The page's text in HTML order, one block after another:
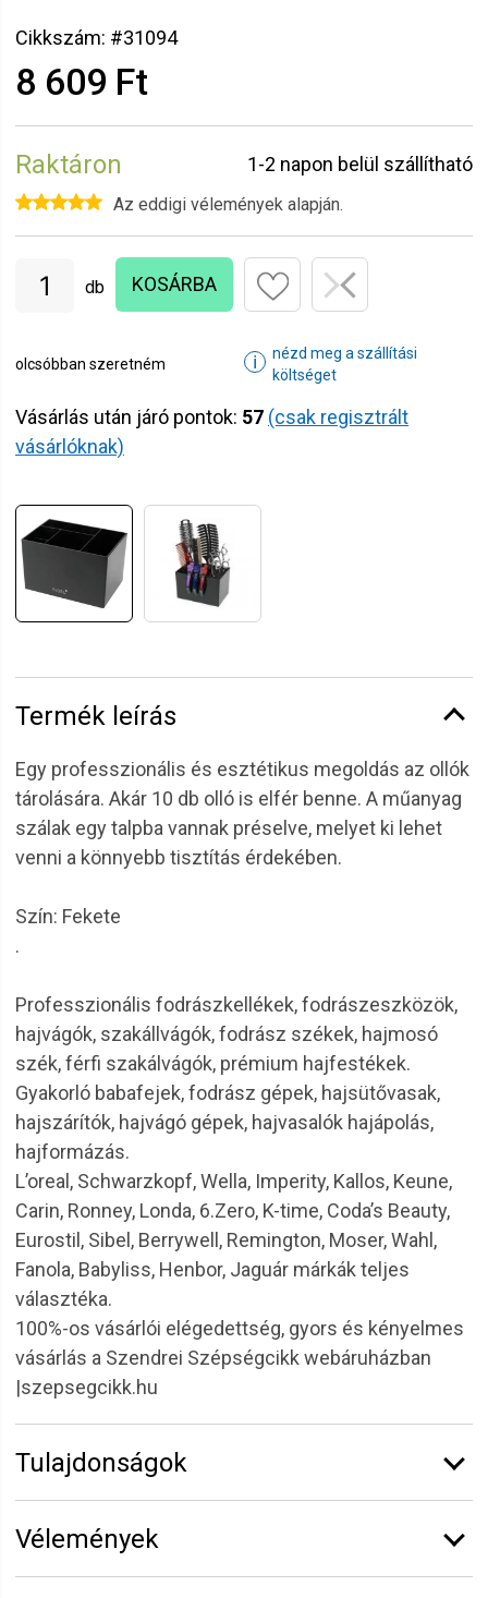
Cikkszám: #31094
8 609 Ft
Raktáron 1-2 napon belül szállítható
Az eddigi vélemények alapján.
db KOSÁRBA
olcsóbban szeretném ℹ
nézd meg a szállítási
költséget
Vásárlás után járó pontok: 57 (csak regisztrált
vásárlóknak)
Termék leírás
Egy professzionális és esztétikus megoldás az ollók
tárolására. Akár 10 db olló is elfér benne. A műanyag
szálak egy talpba vannak préselve, melyet ki lehet
venni a könnyebb tisztítás érdekében.
Szín: Fekete
.
Professzionális fodrászkellékek, fodrászeszközök,
hajvágók, szakállvágók, fodrász székek, hajmosó
szék, férfi szakálvágók, prémium hajfestékek.
Gyakorló babafejek, fodrász gépek, hajsütővasak,
hajszárítók, hajvágó gépek, hajvasalók hajápolás,
hajformázás.
L’oreal, Schwarzkopf, Wella, Imperity, Kallos, Keune,
Carin, Ronney, Londa, 6.Zero, K-time, Coda’s Beauty,
Eurostil, Sibel, Berrywell, Remington, Moser, Wahl,
Fanola, Babyliss, Henbor, Jaguár márkák teljes
választéka.
100%-os vásárlói elégedettség, gyors és kényelmes
vásárlás a Szendrei Szépségcikk webáruházban
|szepsegcikk.hu
Tulajdonságok
Vélemények